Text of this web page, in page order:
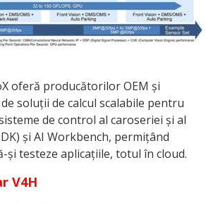
oferă producătorilor OEM și
soluții de calcul scalabile pentru
de control al caroseriei și al
și AI Workbench, permițând
și testeze aplicațiile, totul în cloud.
V4H